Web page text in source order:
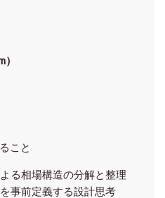
こと
る相場構造の分解と整理
事前定義する設計思考